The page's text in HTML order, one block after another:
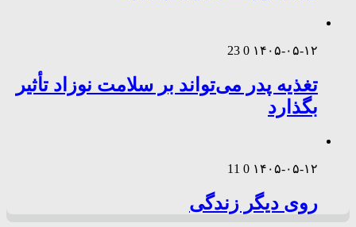
۱۴۰۵-۰۵-۱۲ 0
23
تغذیه پدر می‌تواند بر سلامت نوزاد تأثیر
بگذارد
۱۴۰۵-۰۵-۱۲ 0
11
روی دیگر زندگی